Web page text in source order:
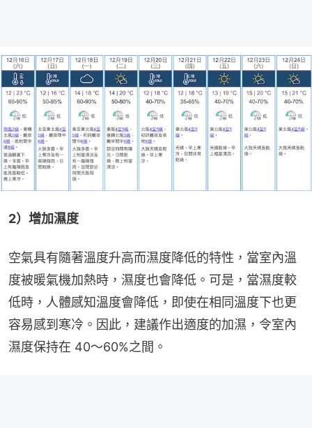
2）增加濕度
空氣具有隨著溫度升高而濕度降低的特性，當室內溫
度被暖氣機加熱時，濕度也會降低。可是，當濕度較
低時，人體感知溫度會降低，即使在相同溫度下也更
容易感到寒冷。因此，建議作出適度的加濕，令室內
濕度保持在 40～60%之間。